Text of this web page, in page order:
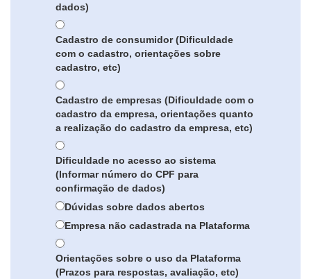
dados)
Cadastro de consumidor (Dificuldade
com o cadastro, orientações sobre
cadastro, etc)
Cadastro de empresas (Dificuldade com o
cadastro da empresa, orientações quanto
a realização do cadastro da empresa, etc)
Dificuldade no acesso ao sistema
(Informar número do CPF para
confirmação de dados)
Dúvidas sobre dados abertos
Empresa não cadastrada na Plataforma
Orientações sobre o uso da Plataforma
(Prazos para respostas, avaliação, etc)